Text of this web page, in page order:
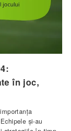
în joc,
și-au